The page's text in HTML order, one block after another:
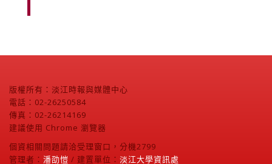
版權所有：淡江時報與媒體中心
電話：02-26250584
傳真：02-26214169
建議使用 Chrome 瀏覽器
個資相關問題請洽受理窗口，分機2799
管理者： 潘劭愷 / 建置單位： 淡江大學資訊處